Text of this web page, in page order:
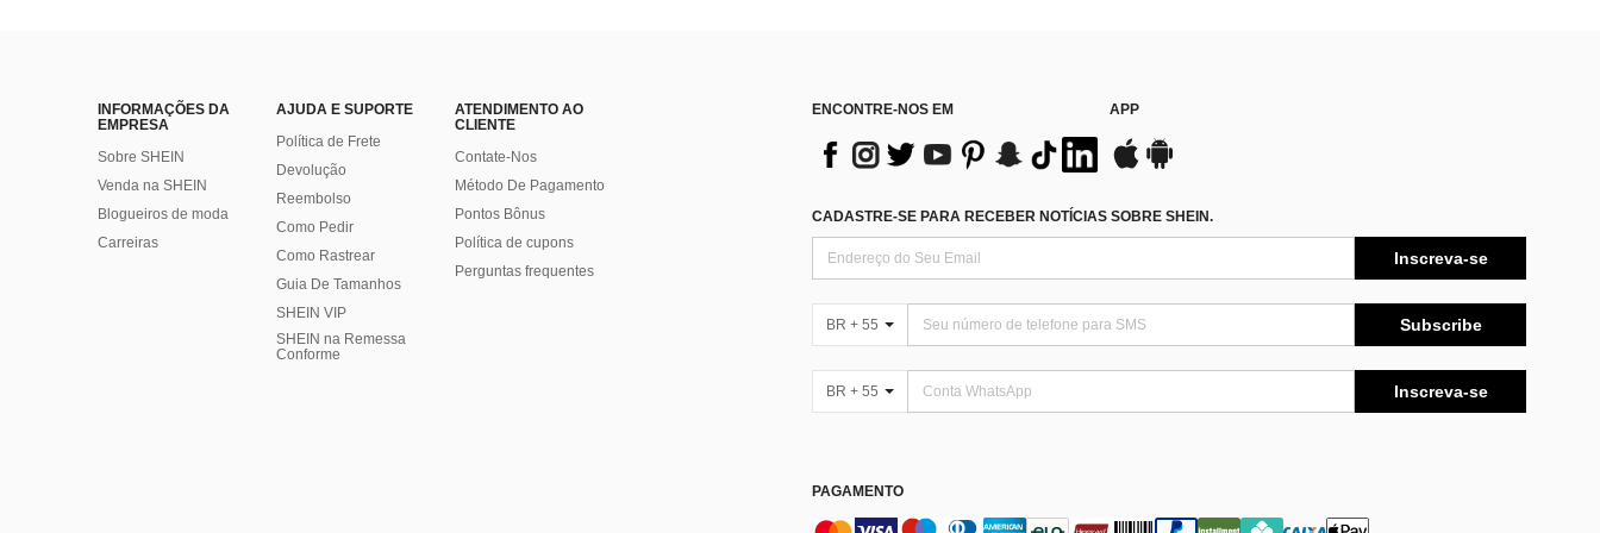
INFORMAÇÕES DA
EMPRESA
Sobre SHEIN
Venda na SHEIN
Blogueiros de moda
Carreiras
AJUDA E SUPORTE
Política de Frete
Devolução
Reembolso
Como Pedir
Como Rastrear
Guia De Tamanhos
SHEIN VIP
SHEIN na Remessa
Conforme
ATENDIMENTO AO
CLIENTE
Contate-Nos
Método De Pagamento
Pontos Bônus
Política de cupons
Perguntas frequentes
ENCONTRE-NOS EM APP
CADASTRE-SE PARA RECEBER NOTÍCIAS SOBRE SHEIN.
Inscreva-se
BR + 55 Subscribe
BR + 55 Inscreva-se
PAGAMENTO